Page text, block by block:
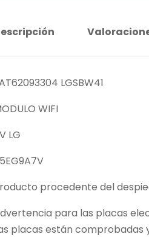
LGSBW41
WIFI
LG
procedente del
para las placas
placas están comprobadas